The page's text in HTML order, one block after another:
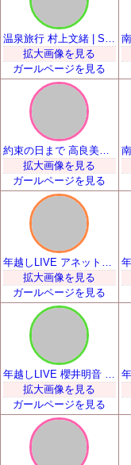
拡大画像を見る
ガールページを見る
拡大画像を見る
ガールページを見る
拡大画像を見る
ガールページを見る
拡大画像を見る
ガールページを見る